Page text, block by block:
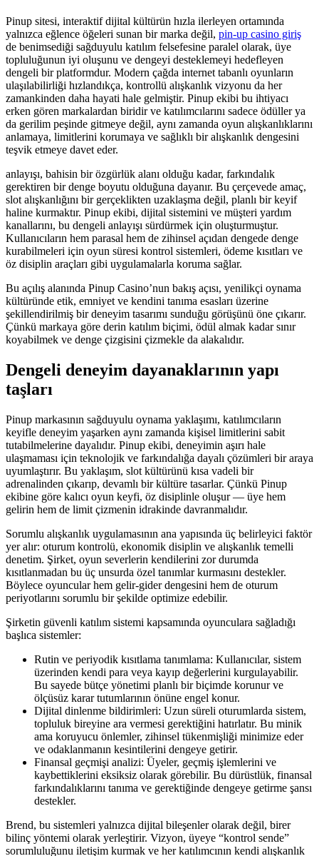
Pinup sitesi, interaktif dijital kültürün hızla ilerleyen ortamında
yalnızca eğlence öğeleri sunan bir marka değil, pin-up casino giriş
de benimsediği sağduyulu katılım felsefesine paralel olarak, üye
topluluğunun iyi oluşunu ve dengeyi desteklemeyi hedefleyen
dengeli bir platformdur. Modern çağda internet tabanlı oyunların
ulaşılabilirliği hızlandıkça, kontrollü alışkanlık vizyonu da her
zamankinden daha hayati hale gelmiştir. Pinup ekibi bu ihtiyacı
erken gören markalardan biridir ve katılımcılarını sadece ödüller ya
da gerilim peşinde gitmeye değil, aynı zamanda oyun alışkanlıklarını
anlamaya, limitlerini korumaya ve sağlıklı bir alışkanlık dengesini
teşvik etmeye davet eder.
anlayışı, bahisin bir özgürlük alanı olduğu kadar, farkındalık
gerektiren bir denge boyutu olduğuna dayanır. Bu çerçevede amaç,
slot alışkanlığını bir gerçeklikten uzaklaşma değil, planlı bir keyif
haline kurmaktır. Pinup ekibi, dijital sistemini ve müşteri yardım
kanallarını, bu dengeli anlayışı sürdürmek için oluşturmuştur.
Kullanıcıların hem parasal hem de zihinsel açıdan dengede denge
kurabilmeleri için oyun süresi kontrol sistemleri, ödeme kısıtları ve
öz disiplin araçları gibi uygulamalarla koruma sağlar.
Bu açılış alanında Pinup Casino’nun bakış açısı, yenilikçi oynama
kültüründe etik, emniyet ve kendini tanıma esasları üzerine
şekillendirilmiş bir deneyim tasarımı sunduğu görüşünü öne çıkarır.
Çünkü markaya göre derin katılım biçimi, ödül almak kadar sınır
koyabilmek ve denge çizgisini çizmekle da alakalıdır.
Dengeli deneyim dayanaklarının yapı
taşları
Pinup markasının sağduyulu oynama yaklaşımı, katılımcıların
keyifle deneyim yaşarken aynı zamanda kişisel limitlerini sabit
tutabilmelerine dayalıdır. Pinup ekibi, deneyimin aşırı hale
ulaşmaması için teknolojik ve farkındalığa dayalı çözümleri bir araya
uyumlaştırır. Bu yaklaşım, slot kültürünü kısa vadeli bir
adrenalinden çıkarıp, devamlı bir kültüre tasarlar. Çünkü Pinup
ekibine göre kalıcı oyun keyfi, öz disiplinle oluşur — üye hem
gelirin hem de limit çizmenin idrakinde davranmalıdır.
Sorumlu alışkanlık uygulamasının ana yapısında üç belirleyici faktör
yer alır: oturum kontrolü, ekonomik disiplin ve alışkanlık temelli
denetim. Şirket, oyun severlerin kendilerini zor durumda
kısıtlanmadan bu üç unsurda özel tanımlar kurmasını destekler.
Böylece oyuncular hem gelir-gider dengesini hem de oturum
periyotlarını sorumlu bir şekilde optimize edebilir.
Şirketin güvenli katılım sistemi kapsamında oyunculara sağladığı
başlıca sistemler:
Rutin ve periyodik kısıtlama tanımlama: Kullanıcılar, sistem
üzerinden kendi para veya kayıp değerlerini kurgulayabilir.
Bu sayede bütçe yönetimi planlı bir biçimde korunur ve
ölçüsüz karar tutumlarının önüne engel konur.
Dijital dinlenme bildirimleri: Uzun süreli oturumlarda sistem,
topluluk bireyine ara vermesi gerektiğini hatırlatır. Bu minik
ama koruyucu önlemler, zihinsel tükenmişliği minimize eder
ve odaklanmanın kesintilerini dengeye getirir.
Finansal geçmişi analizi: Üyeler, geçmiş işlemlerini ve
kaybettiklerini eksiksiz olarak görebilir. Bu dürüstlük, finansal
farkındalıklarını tanıma ve gerektiğinde dengeye getirme şansı
destekler.
Brend, bu sistemleri yalnızca dijital bileşenler olarak değil, birer
bilinç yöntemi olarak yerleştirir. Vizyon, üyeye “kontrol sende”
sorumluluğunu iletişim kurmak ve her katılımcının kendi alışkanlık